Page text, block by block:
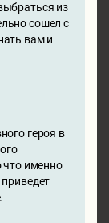
из
сошел с
вам и
героя в
что именно